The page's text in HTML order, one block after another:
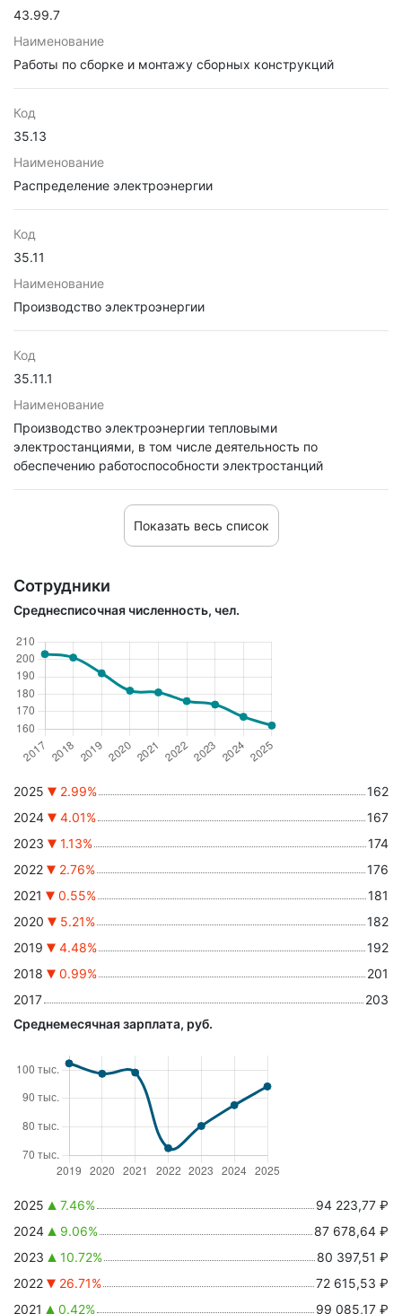
43.99.7
Наименование
Работы по сборке и монтажу сборных конструкций
Код
35.13
Наименование
Распределение электроэнергии
Код
35.11
Наименование
Производство электроэнергии
Код
35.11.1
Наименование
Производство электроэнергии тепловыми
электростанциями, в том числе деятельность по
обеспечению работоспособности электростанций
Показать весь список
Сотрудники
Среднесписочная численность, чел.
2025 2.99%
162
2024
4.01%
167
2023
1.13%
174
2022
2.76%
176
2021
0.55%
181
2020
5.21%
182
2019
4.48%
192
2018
0.99%
201
2017
203
Среднемесячная зарплата, руб.
2025 7.46%
94 223,77 ₽
2024
9.06%
87 678,64 ₽
2023
10.72%
80 397,51 ₽
2022
26.71%
72 615,53 ₽
2021
0.42% 99 085,17 ₽